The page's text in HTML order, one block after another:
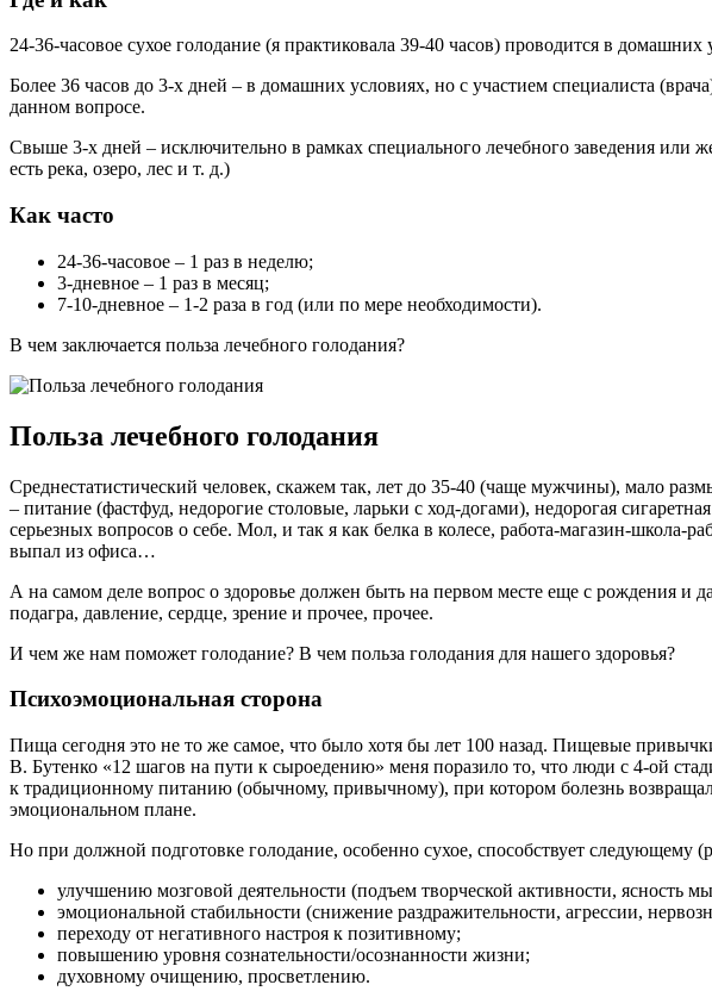
24-36-часовое сухое голодание (я практиковала 39-40 часов) проводится в домашних
Более 36 часов до 3-х дней – в домашних условиях, но с участием специалиста
данном вопросе.
Свыше 3-х дней – исключительно в рамках специального лечебного заведения или
есть река, озеро, лес и т. д.)
Как часто
24-36-часовое – 1 раз в неделю;
3-дневное – 1 раз в месяц;
7-10-дневное – 1-2 раза в год (или по мере необходимости).
В чем заключается польза лечебного голодания?
Польза лечебного голодания
Среднестатистический человек, скажем так, лет до 35-40 (чаще мужчины), мало
– питание (фастфуд, недорогие столовые, ларьки с ход-догами), недорогая
серьезных вопросов о себе. Мол, и так я как белка в колесе, работа-магазин-
выпал из офиса…
А на самом деле вопрос о здоровье должен быть на первом месте еще с рождения и
подагра, давление, сердце, зрение и прочее, прочее.
И чем же нам поможет голодание? В чем польза голодания для нашего здоровья?
Психоэмоциональная сторона
Пища сегодня это не то же самое, что было хотя бы лет 100 назад. Пищевые
В. Бутенко «12 шагов на пути к сыроедению» меня поразило то, что люди с 4-ой
к традиционному питанию (обычному, привычному), при котором болезнь
эмоциональном плане.
Но при должной подготовке голодание, особенно сухое, способствует следующему
улучшению мозговой деятельности (подъем творческой активности, ясность
эмоциональной стабильности (снижение раздражительности, агрессии,
переходу от негативного настроя к позитивному;
повышению уровня сознательности/осознанности жизни;
духовному очищению, просветлению.